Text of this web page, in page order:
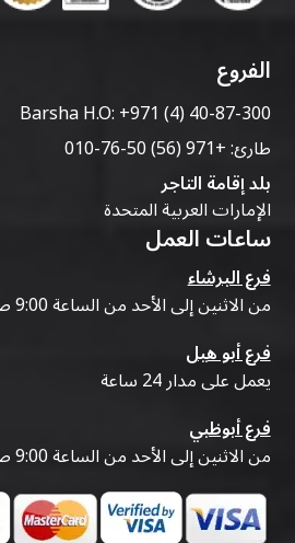
الفروع
Barsha H.O:+971 (4) 40-87-300
طارئ:+971 (56) 50-76-010
بلد إقامة التاجر
الإمارات العربية المتحدة
ساعات العمل
فرع البرشاء
من الاثنين إلى الأحد من الساعة 9:00 صباحًا حتى 07:00 مساءً
فرع أبو هيل
يعمل على مدار 24 ساعة
فرع أبوظبي
من الاثنين إلى الأحد من الساعة 9:00 صباحًا حتى 07:00 مساءً